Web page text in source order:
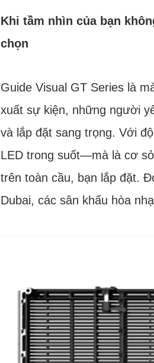
Khi tầm nhìn của bạn
chọn
Guide Visual GT Series là
xuất sự kiện, những người
và lắp đặt sang trọng. Với
LED trong suốt—mà là cơ
trên toàn cầu, bạn lắp đặt.
Dubai, các sân khấu hòa